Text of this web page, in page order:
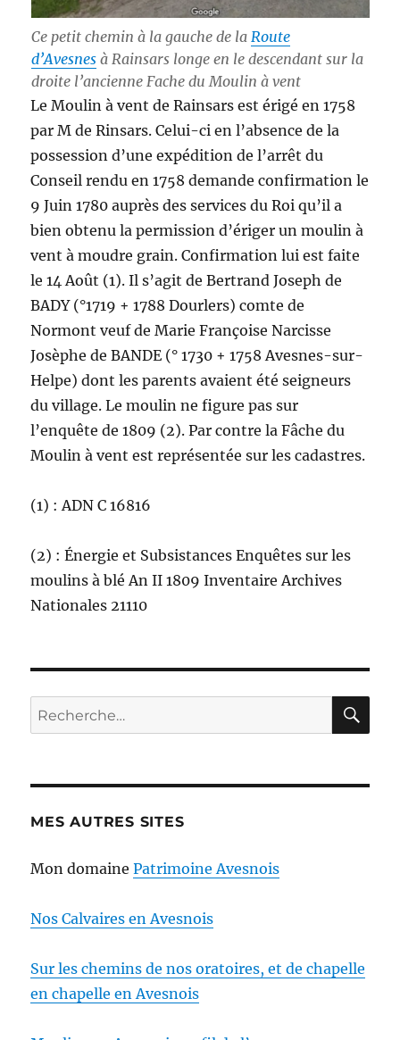
Ce petit chemin à la gauche de la Route
d’Avesnesà Rainsars longe en le descendant sur la
droite l’ancienne Fache du Moulin à vent
Le Moulin à vent de Rainsars est érigé en 1758
par M de Rinsars. Celui-ci en l’absence de la
possession d’une expédition de l’arrêt du
Conseil rendu en 1758 demande confirmation le
9 Juin 1780 auprès des services du Roi qu’il a
bien obtenu la permission d’ériger un moulin à
vent à moudre grain. Confirmation lui est faite
le 14 Août (1). Il s’agit de Bertrand Joseph de
BADY (°1719 + 1788 Dourlers) comte de
Normont veuf de Marie Françoise Narcisse
Josèphe de BANDE (° 1730 + 1758 Avesnes-sur-
Helpe) dont les parents avaient été seigneurs
du village. Le moulin ne figure pas sur
l’enquête de 1809 (2). Par contre la Fâche du
Moulin à vent est représentée sur les cadastres.
(1) : ADN C 16816
(2) : Énergie et Subsistances Enquêtes sur les
moulins à blé An II 1809 Inventaire Archives
Nationales 21110
Recherche
pour :
MES AUTRES SITES
Mon domainePatrimoine Avesnois
Nos Calvaires en Avesnois
Sur les chemins de nos oratoires, et de chapelle
en chapelle en Avesnois